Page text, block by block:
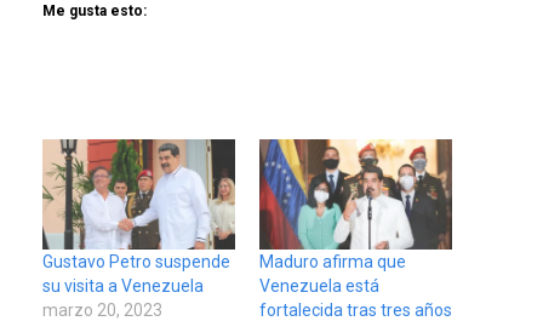
Me gusta esto:
Gustavo Petro suspende
su visita a Venezuela
marzo 20, 2023
Maduro afirma que
Venezuela está
fortalecida tras tres años